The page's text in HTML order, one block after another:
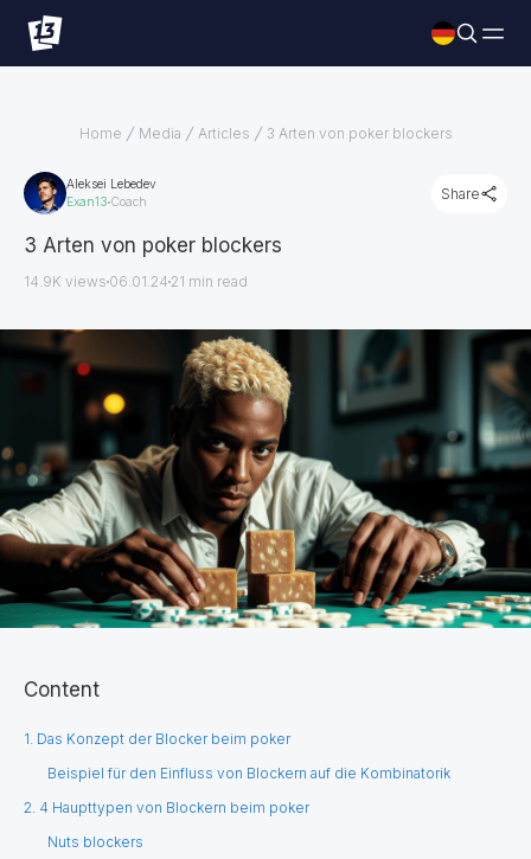
Home Media Articles 3 Arten von poker blockers
Aleksei Lebedev
Exan13 Coach Share
3 Arten von poker blockers
14.9K views 06.01.24 21 min read
Content
1. Das Konzept der Blocker beim poker
Beispiel für den Einfluss von Blockern auf die Kombinatorik
2. 4 Haupttypen von Blockern beim poker
Nuts blockers